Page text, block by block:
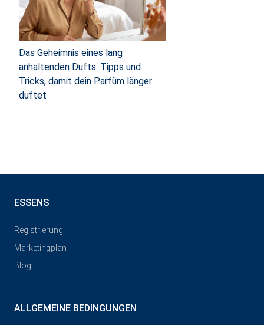
Das Geheimnis eines lang
anhaltenden Dufts: Tipps und
Tricks, damit dein Parfüm länger
duftet
ESSENS
Registrierung
Marketingplan
Blog
ALLGEMEINE BEDINGUNGEN